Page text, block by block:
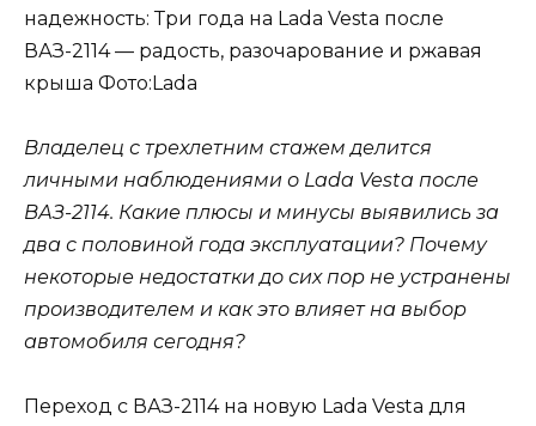
надежность: Три года на Lada Vesta после
ВАЗ-2114 — радость, разочарование и ржавая
крыша Фото:Lada
Владелец с трехлетним стажем делится
личными наблюдениями о Lada Vesta после
ВАЗ-2114. Какие плюсы и минусы выявились за
два с половиной года эксплуатации? Почему
некоторые недостатки до сих пор не устранены
производителем и как это влияет на выбор
автомобиля сегодня?
Переход с ВАЗ-2114 на новую Lada Vesta для